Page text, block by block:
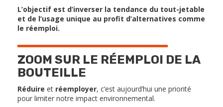
L’objectif est d’inverser la tendance du tout-jetable
et de l’usage unique au profit d’alternatives comme
le réemploi.
ZOOM SUR LE RÉEMPLOI DE LA
BOUTEILLE
Réduire et réemployer, c’est aujourd’hui une priorité
pour limiter notre impact environnemental.